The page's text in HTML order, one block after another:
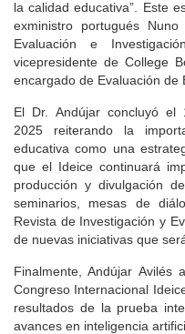
la calidad educativa”. Este
exministro portugués
Evaluación e
vicepresidente de College
encargado de Evaluación de
El Dr. Andújar concluyó el
2025 reiterando la
educativa como una
que el Ideice continuará
producción y divulgación
seminarios, mesas de
Revista de Investigación y
de nuevas iniciativas que
Finalmente, Andújar Avilés
Congreso Internacional
resultados de la prueba
avances en inteligencia